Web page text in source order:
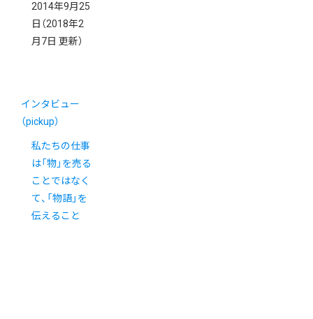
2014年9月25
日 （2018年2
月7日 更新）
インタビュー
（pickup）
私たちの仕事
は「物」を売る
ことではなく
て、「物語」を
伝えること